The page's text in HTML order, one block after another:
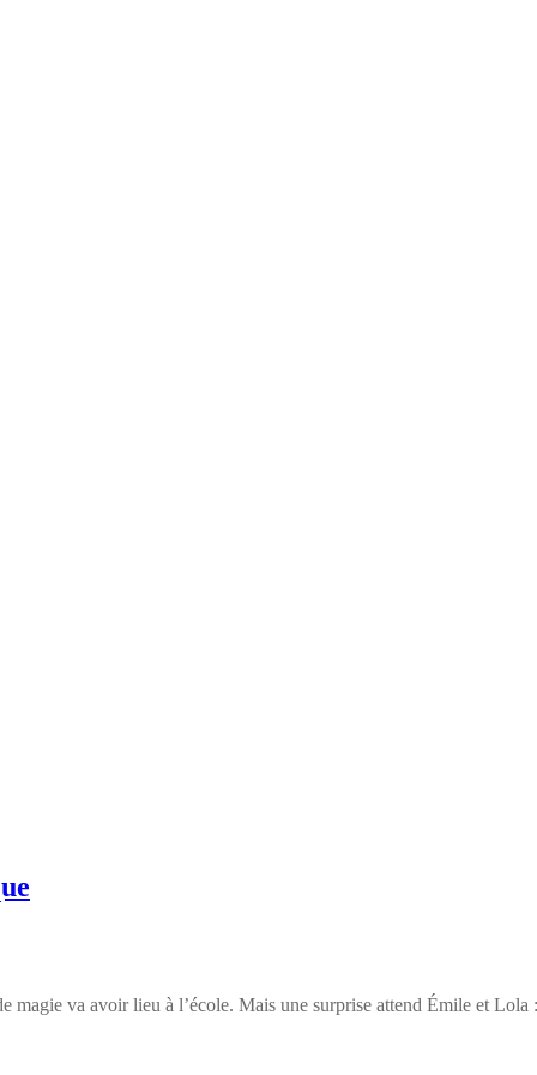
va avoir lieu à l’école. Mais une surprise attend Émile et